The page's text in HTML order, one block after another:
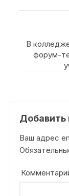
В
форум-
Ваш адрес